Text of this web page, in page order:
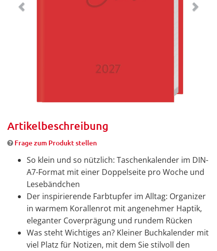
Artikelbeschreibung
Frage zum Produkt stellen
So klein und so nützlich: Taschenkalender im DIN-
A7-Format mit einer Doppelseite pro Woche und
Lesebändchen
Der inspirierende Farbtupfer im Alltag: Organizer
in warmem Korallenrot mit angenehmer Haptik,
eleganter Coverprägung und rundem Rücken
Was steht Wichtiges an? Kleiner Buchkalender mit
viel Platz für Notizen, mit dem Sie stilvoll den